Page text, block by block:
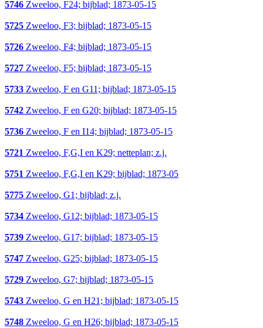
5746 Zweeloo, F24; bijblad; 1873-05-15
5725 Zweeloo, F3; bijblad; 1873-05-15
5726 Zweeloo, F4; bijblad; 1873-05-15
5727 Zweeloo, F5; bijblad; 1873-05-15
5733 Zweeloo, F en G11; bijblad; 1873-05-15
5742 Zweeloo, F en G20; bijblad; 1873-05-15
5736 Zweeloo, F en I14; bijblad; 1873-05-15
5721 Zweeloo, F,G,I en K29; netteplan; z.j.
5751 Zweeloo, F,G,I en K29; bijblad; 1873-05
5775 Zweeloo, G1; bijblad; z.j.
5734 Zweeloo, G12; bijblad; 1873-05-15
5739 Zweeloo, G17; bijblad; 1873-05-15
5747 Zweeloo, G25; bijblad; 1873-05-15
5729 Zweeloo, G7; bijblad; 1873-05-15
5743 Zweeloo, G en H21; bijblad; 1873-05-15
5748 Zweeloo, G en H26; bijblad; 1873-05-15